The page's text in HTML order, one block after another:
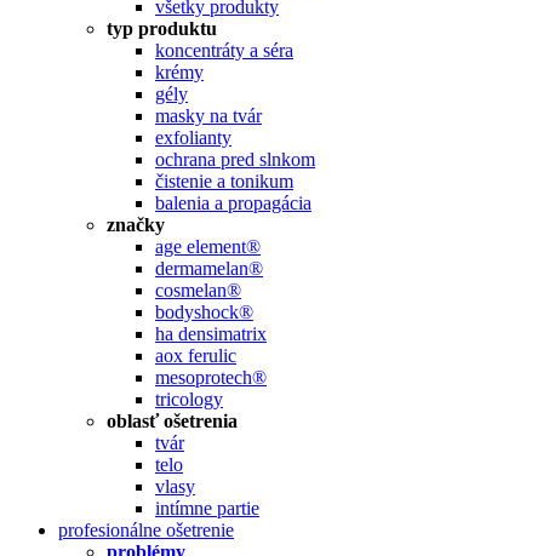
všetky produkty
typ produktu
koncentráty a séra
krémy
gély
masky na tvár
exfolianty
ochrana pred slnkom
čistenie a tonikum
balenia a propagácia
značky
age element®
dermamelan®
cosmelan®
bodyshock®
ha densimatrix
aox ferulic
mesoprotech®
tricology
oblasť ošetrenia
tvár
telo
vlasy
intímne partie
profesionálne ošetrenie
problémy